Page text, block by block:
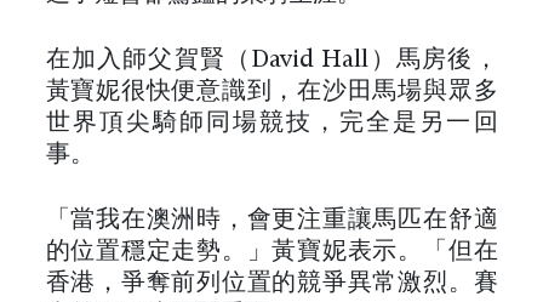
在加入師父賀賢（David Hall）馬房後，
黃寶妮很快便意識到，在沙田馬場與眾多
世界頂尖騎師同場競技，完全是另一回
事。
「當我在澳洲時，會更注重讓馬匹在舒適
的位置穩定走勢。」黃寶妮表示。「但在
香港，爭奪前列位置的競爭異常激烈。賽